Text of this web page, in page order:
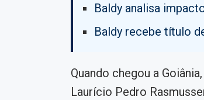
Baldy analisa
Baldy recebe título
Quando chegou a
Laurício Pedro